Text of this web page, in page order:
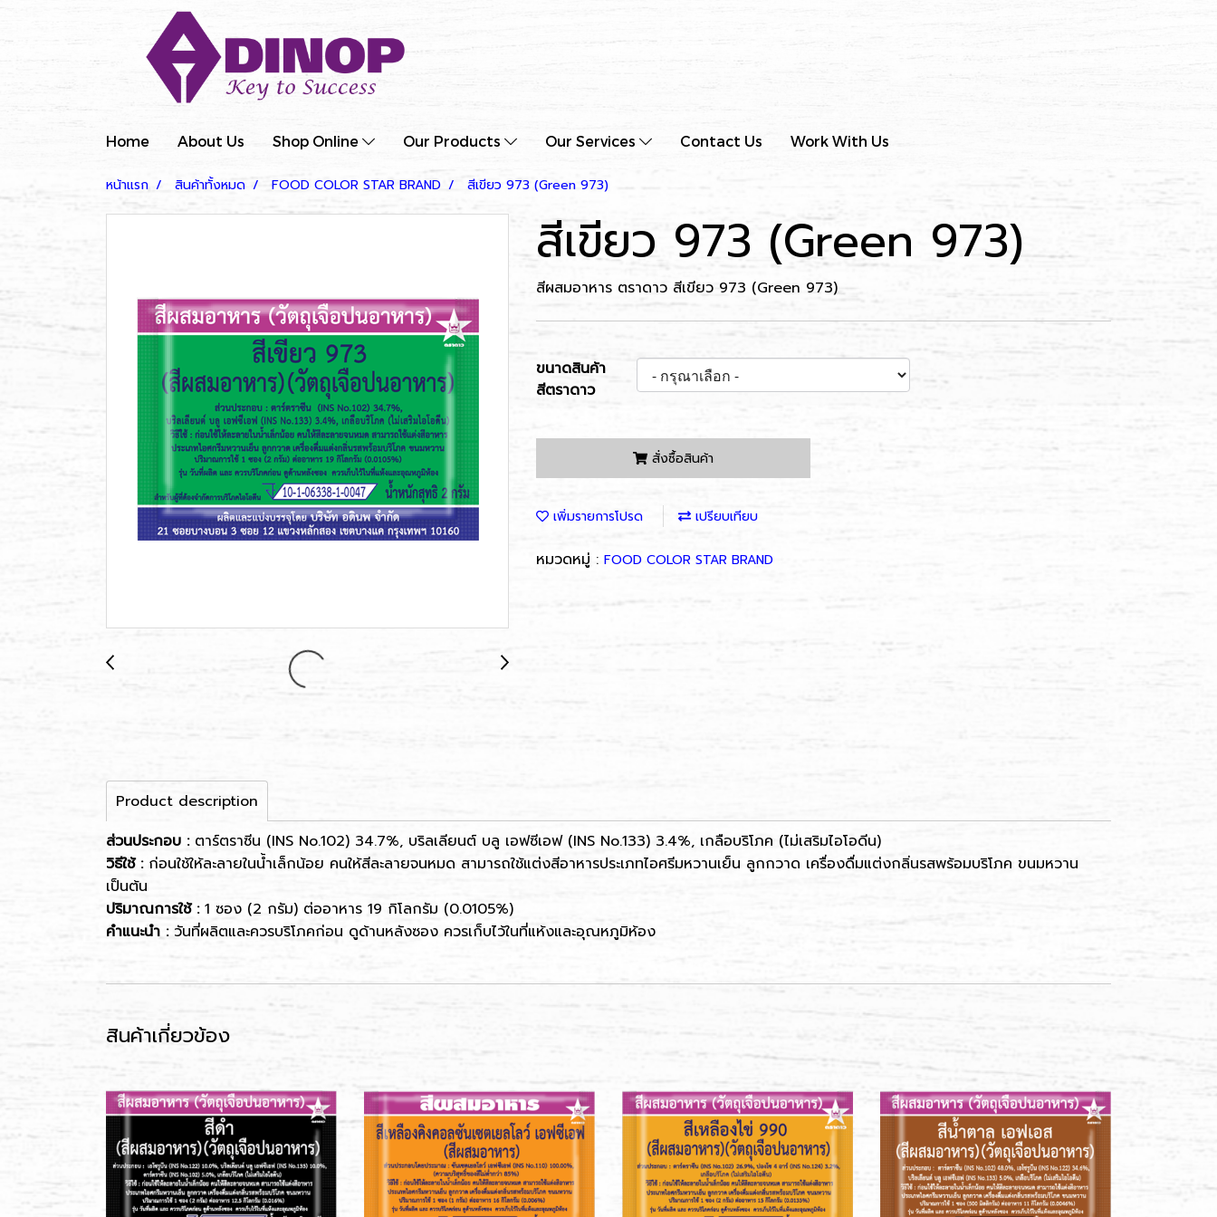
Home About Us Shop Online Our Products Our Services Contact Us Work With Us
หน้าแรก สินค้าทั้งหมด FOOD COLOR STAR BRAND สีเขียว 973 (Green 973)
สีเขียว 973 (Green 973)
สีผสมอาหาร ตราดาว สีเขียว 973 (Green 973)
ขนาดสินค้า
สีตราดาว
สั่งซื้อสินค้า
เพิ่มรายการโปรด เปรียบเทียบ
หมวดหมู่ : FOOD COLOR STAR BRAND
Product description
ส่วนประกอบ :ตาร์ตราซีน (INS No.102) 34.7%, บริลเลียนต์ บลู เอฟซีเอฟ (INS No.133) 3.4%, เกลือบริโภค (ไม่เสริมไอโอดีน)
วิธีใช้ :ก่อนใช้ให้ละลายในน้ำเล็กน้อย คนให้สีละลายจนหมด สามารถใช้แต่งสีอาหารประเภทไอศรีมหวานเย็น ลูกกวาด เครื่องดื่มแต่งกลิ่นรสพร้อมบริโภค ขนมหวาน
เป็นต้น
ปริมาณการใช้ :1 ซอง (2 กรัม) ต่ออาหาร 19 กิโลกรัม (0.0105%)
คำแนะนำ :วันที่ผลิตและควรบริโภคก่อน ดูด้านหลังซอง ควรเก็บไว้ในที่แห้งและอุณหภูมิห้อง
สินค้าเกี่ยวข้อง